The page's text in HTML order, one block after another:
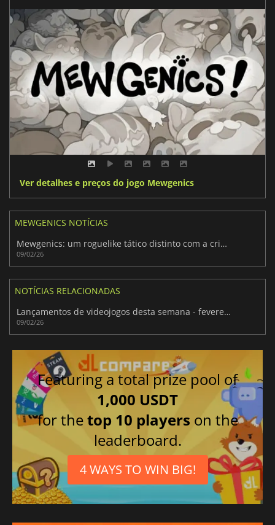
Ver detalhes e preços do jogo Mewgenics
MEWGENICS NOTÍCIAS
Mewgenics: um roguelike tático distinto com a criação de gatos no seu centro
09/02/26
NOTÍCIAS RELACIONADAS
Lançamentos de videojogos desta semana - fevereiro de 2026 (Semana 7)
09/02/26
Featuring a total prize pool of
1,000 USDT
for thetop 10 players on the
leaderboard.
4 WAYS TO WIN BIG!